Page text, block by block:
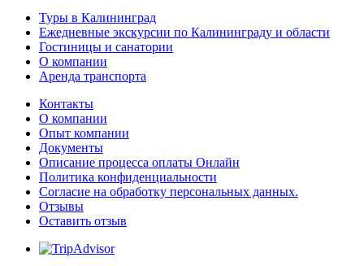
Туры в Калининград
Ежедневные экскурсии по Калининграду и области
Гостиницы и санатории
О компании
Аренда транспорта
Контакты
О компании
Опыт компании
Документы
Описание процесса оплаты Онлайн
Политика конфиденциальности
Согласие на обработку персональных данных.
Отзывы
Оставить отзыв